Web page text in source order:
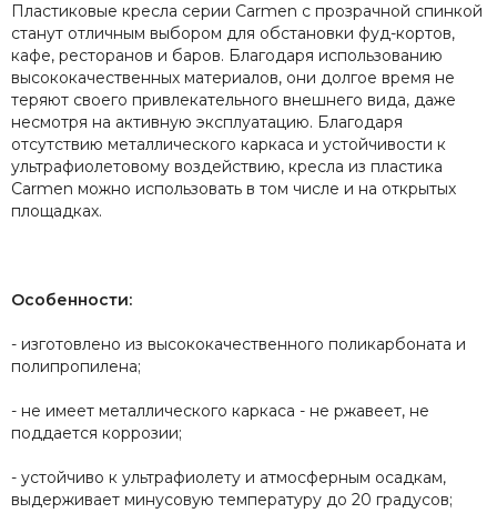
Пластиковые кресла серии Carmen с прозрачной спинкой
станут отличным выбором для обстановки фуд-кортов,
кафе, ресторанов и баров. Благодаря использованию
высококачественных материалов, они долгое время не
теряют своего привлекательного внешнего вида, даже
несмотря на активную эксплуатацию. Благодаря
отсутствию металлического каркаса и устойчивости к
ультрафиолетовому воздействию, кресла из пластика
Carmen можно использовать в том числе и на открытых
площадках.
Особенности:
- изготовлено из высококачественного поликарбоната и
полипропилена;
- не имеет металлического каркаса - не ржавеет, не
поддается коррозии;
- устойчиво к ультрафиолету и атмосферным осадкам,
выдерживает минусовую температуру до 20 градусов;